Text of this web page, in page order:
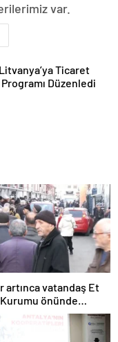
var.
Ticaret
Düzenledi
artınca vatandaş Et
önünde
oldu